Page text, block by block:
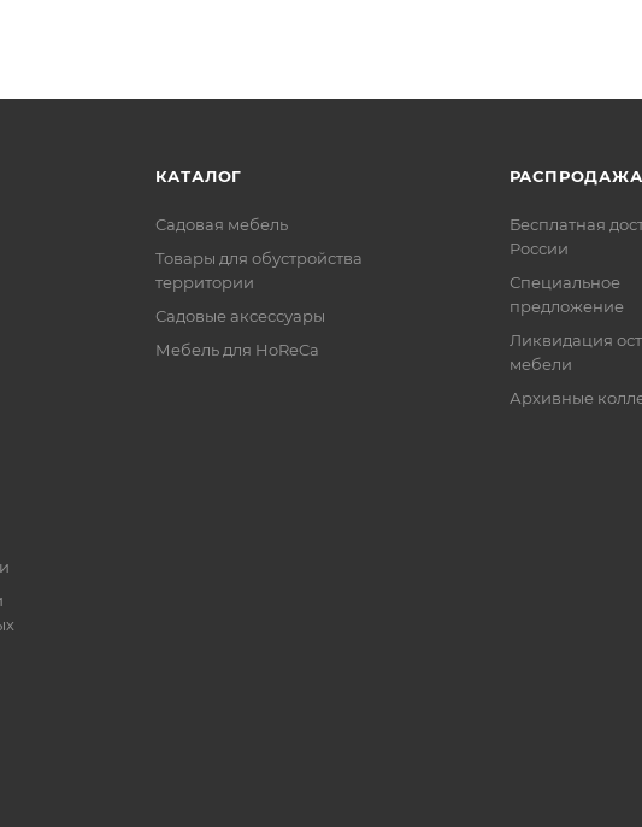
КАТАЛОГ
Садовая мебель
Товары для обустройства
территории
Садовые аксессуары
Мебель для HoReCa
РАСПРОДАЖА
Бесплатная
России
Специальное
предложение
Ликвидация
мебели
Архивные